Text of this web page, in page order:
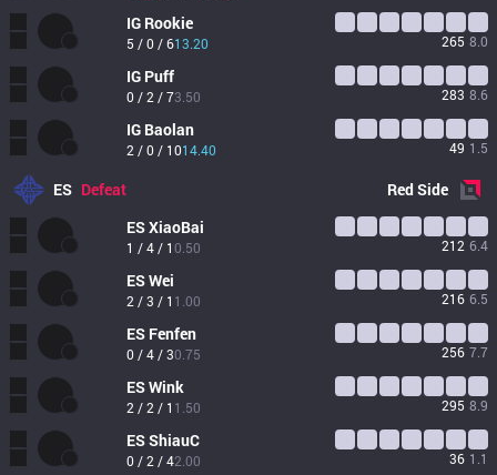
IG Rookie
5 / 0 / 613.20 265 8.0
IG Puff
0 / 2 / 73.50 283 8.6
IG Baolan
2 / 0 / 1014.40 49 1.5
ES Defeat RedSide
ESXiaoBai
1 / 4 / 10.50 212 6.4
ESWei
2 / 3 / 1 1.00 216 6.5
ES Fenfen
0 / 4 / 30.75 256 7.7
ESWink
2 / 2 / 1 1.50 295 8.9
ESShiauC
0 / 2 / 42.00 36 1.1